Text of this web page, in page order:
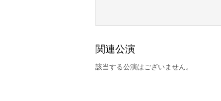
関連公演
該当する公演はございません。